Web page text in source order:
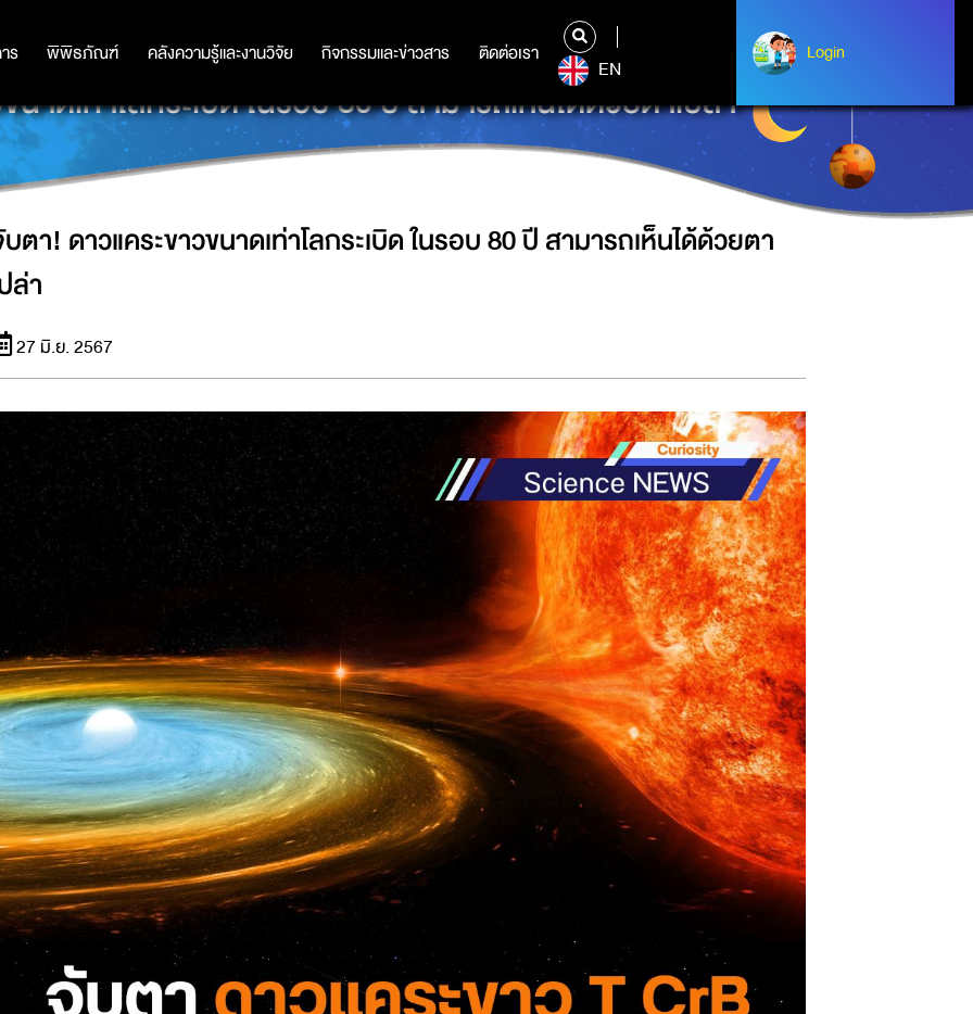
ร พิพิธภัณฑ์ คลังความรู้และงานวิจัย กิจกรรมและข่าวสาร ติดต่อเรา
ร พิพิธภัณฑ์ คลังความรู้และงานวิจัย กิจกรรมและข่าวสาร ติดต่อเรา
EN
Login
Login
าดเท่าโลกระเบิด ในรอบ 80 ปี สามารถเห็นได้ด้วยตาเปล่า
ตา! ดาวแคระขาวขนาดเท่าโลกระเบิด ในรอบ 80 ปี สามารถเห็นได้ด้วยตา
ล่า
27 มิ.ย. 2567